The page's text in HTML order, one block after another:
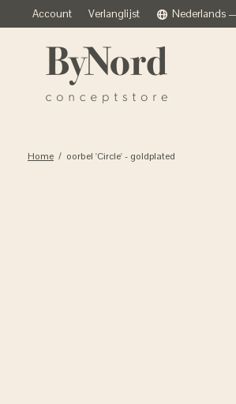
Account Verlanglijst Nederlands
Home / oorbel 'Circle' - goldplated